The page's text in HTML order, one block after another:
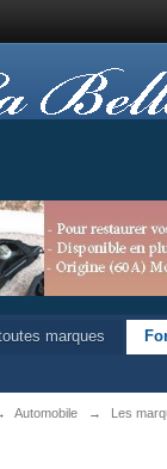
marques
Automobile → Les